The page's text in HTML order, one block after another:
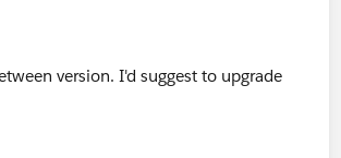
version. I'd suggest to upgrade